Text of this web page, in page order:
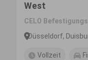
West
CELO
Düsseldorf,
Vollzeit